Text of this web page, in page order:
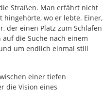
Straßen. Man erfährt nicht
hingehörte, wo er lebte. Einer,
der einen Platz zum Schlafen
die Suche nach einem
um endlich einmal still
einer tiefen
die Vision eines